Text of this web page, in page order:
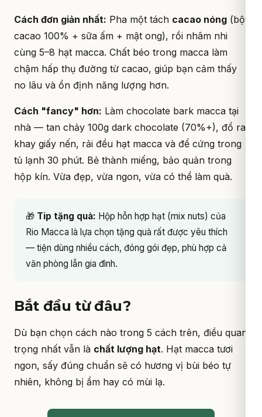
Cách đơn giản nhất: Pha một tách cacao nóng (bột
cacao 100% + sữa ấm + mật ong), rồi nhâm nhi
cùng 5–8 hạt macca. Chất béo trong macca làm
chậm hấp thụ đường từ cacao, giúp bạn cảm thấy
no lâu và ổn định năng lượng hơn.
Cách "fancy" hơn: Làm chocolate bark macca tại
nhà — tan chảy 100g dark chocolate (70%+), đổ ra
khay giấy nến, rải đều hạt macca và để cứng trong
tủ lạnh 30 phút. Bẻ thành miếng, bảo quản trong
hộp kín. Vừa đẹp, vừa ngon, vừa có thể làm quà.
🎁 Tip tặng quà: Hộp hỗn hợp hạt (mix nuts) của
Rio Macca là lựa chọn tặng quà rất được yêu thích
— tiện dùng nhiều cách, đóng gói đẹp, phù hợp cả
văn phòng lẫn gia đình.
Bắt đầu từ đâu?
Dù bạn chọn cách nào trong 5 cách trên, điều quan
trọng nhất vẫn là chất lượng hạt. Hạt macca tươi
ngon, sấy đúng chuẩn sẽ có hương vị bùi béo tự
nhiên, không bị ẩm hay có mùi lạ.